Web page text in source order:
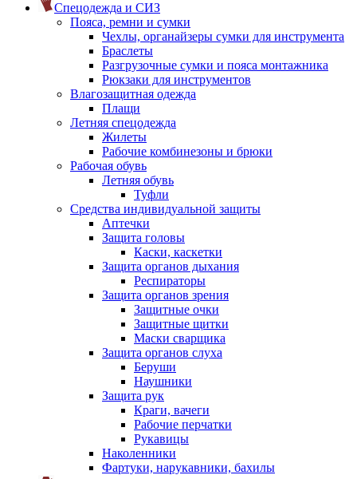
Спецодежда и СИЗ
Пояса, ремни и сумки
Чехлы, органайзеры сумки для инструмента
Браслеты
Разгрузочные сумки и пояса монтажника
Рюкзаки для инструментов
Влагозащитная одежда
Плащи
Летняя спецодежда
Жилеты
Рабочие комбинезоны и брюки
Рабочая обувь
Летняя обувь
Туфли
Средства индивидуальной защиты
Аптечки
Защита головы
Каски, каскетки
Защита органов дыхания
Респираторы
Защита органов зрения
Защитные очки
Защитные щитки
Маски сварщика
Защита органов слуха
Беруши
Наушники
Защита рук
Краги, вачеги
Рабочие перчатки
Рукавицы
Наколенники
Фартуки, нарукавники, бахилы